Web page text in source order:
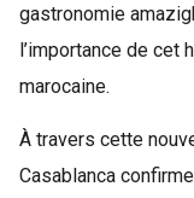
gastronomie
l’importance de cet
marocaine.
À travers cette
Casablanca